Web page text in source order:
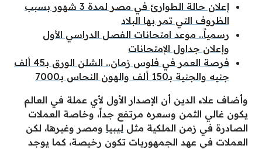
إعلان حالة الطوارئ في مصر لمدة 3 شهور بسبب
الظروف التي تمر بها البلاد
رسمياً.. موعد امتحانات الفصل الدراسي الأول
وإعلان جداول الإمتحانات
فرصة العمر في فلوس زمان.. الشلن الورق بـ45 ألف
جنيه والجنية بـ150 ألف والهون النحاس بـ7000
وأضاف علاء الدين أن الإصدار الأول لأي عملة في العالم
يكون غالي الثمن وسعره مرتفع جداً، وخاصة العملات
الصادرة في زمن الملكية مثل ليبيا ومصر وغيرها، لكن
العملات في عهد الجمهوريات تكون رخيصة، كما يوجد